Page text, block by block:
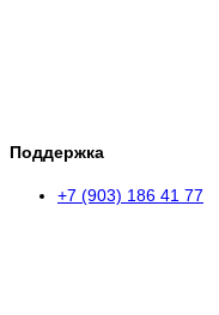
Поддержка
+7 (903) 186 41 77